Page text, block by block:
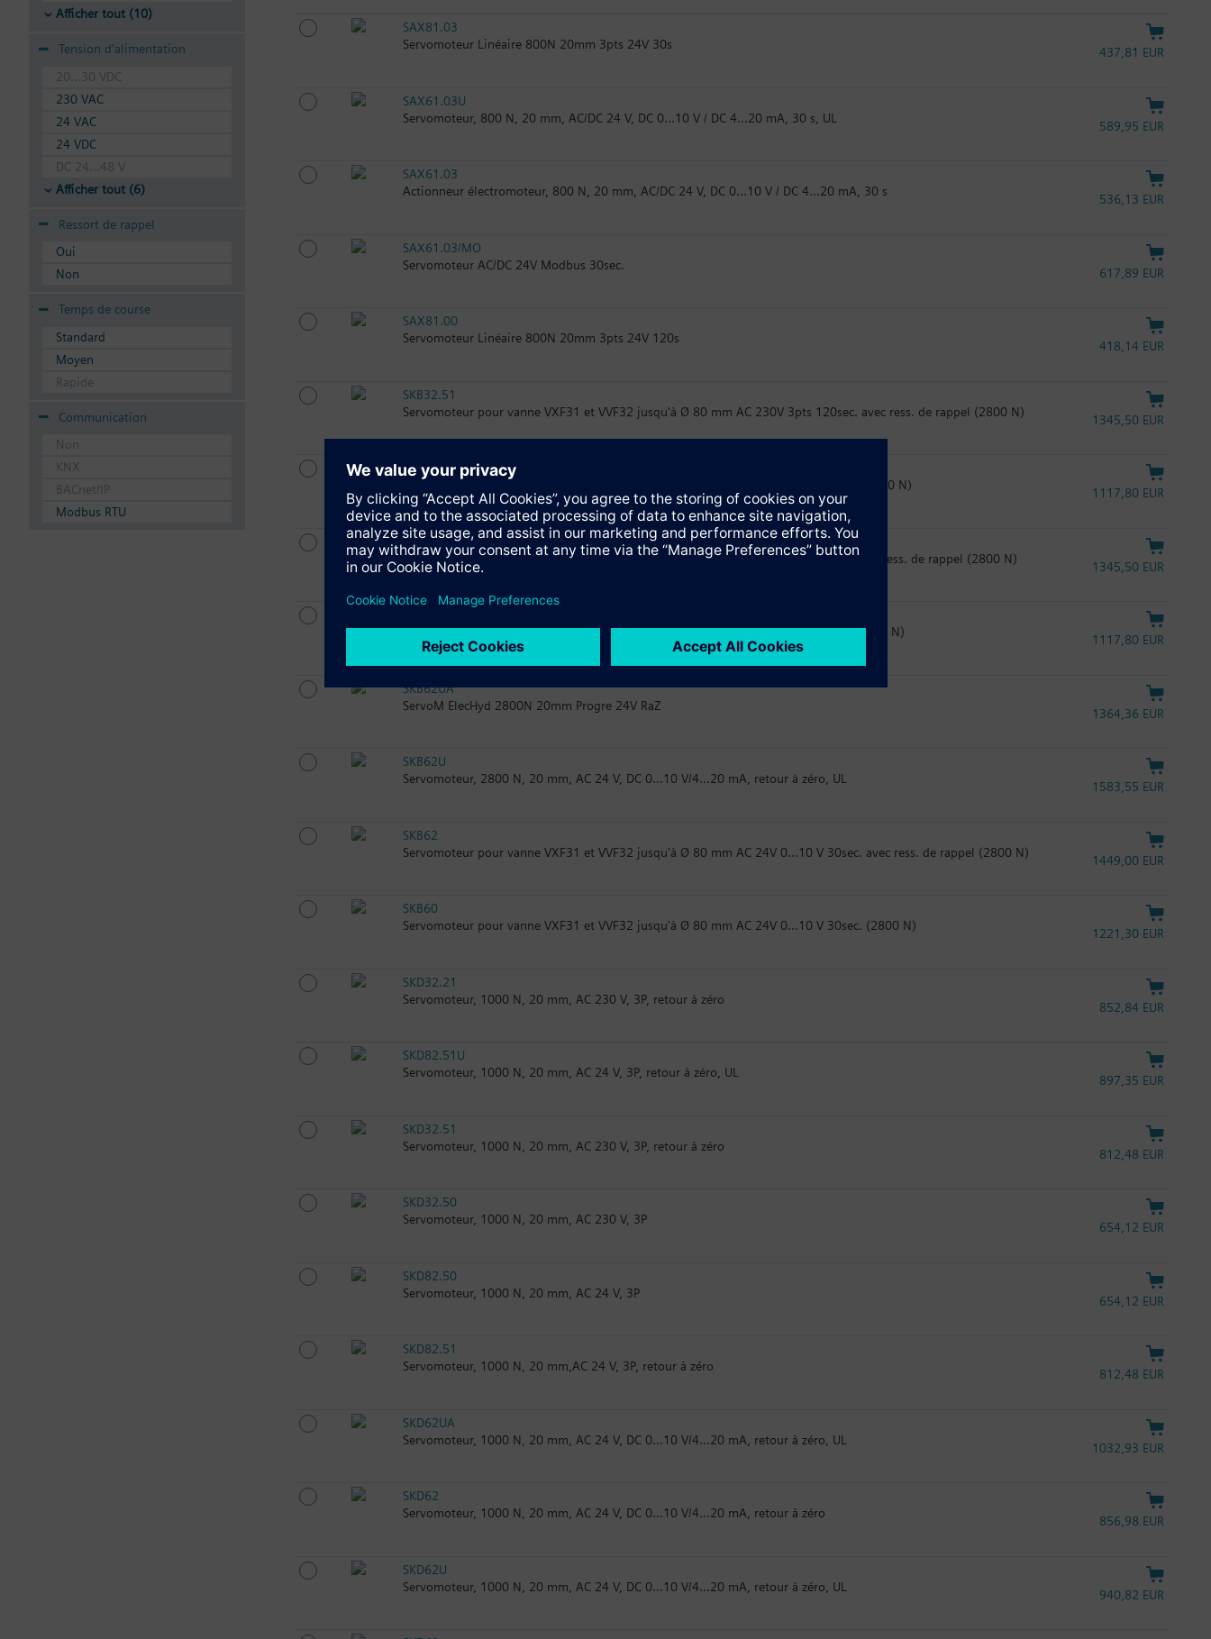
Afficher tout (10)
Tension d'alimentation
20...30 VDC
230 VAC
24 VAC
24 VDC
DC 24...48 V
Afficher tout (6)
Ressort de rappel
Oui
Non
Temps de course
Standard
Moyen
Rapide
Communication
Non
KNX
BACnet/IP
Modbus RTU
SAX81.03
Servomoteur Linéaire 800N 20mm 3pts 24V 30s
437,81 EUR
SAX61.03U
Servomoteur, 800 N, 20 mm, AC/DC 24 V, DC 0…10 V / DC 4…20 mA, 30 s, UL
589,95 EUR
SAX61.03
Actionneur électromoteur, 800 N, 20 mm, AC/DC 24 V, DC 0...10 V / DC 4...20 mA, 30 s
536,13 EUR
SAX61.03/MO
Servomoteur AC/DC 24V Modbus 30sec.
617,89 EUR
SAX81.00
Servomoteur Linéaire 800N 20mm 3pts 24V 120s
418,14 EUR
SKB32.51
Servomoteur pour vanne VXF31 et VVF32 jusqu'à Ø 80 mm AC 230V 3pts 120sec. avec ress. de rappel (2800 N)
1345,50 EUR
SKB32.50
Servomoteur pour vanne VXF31 et VVF32 jusqu'à Ø 80 mm AC 230V 3pts 120sec. (2800 N)
1117,80 EUR
SKB82.51
Servomoteur pour vanne VXF31 et VVF32 jusqu'à Ø 80 mm AC 24V 3pts 120sec. avec ress. de rappel (2800 N)
1345,50 EUR
Servomoteur pour vanne VXF31 et VVF32 jusqu'à Ø 80 mm AC 24V 3pts 120sec. (2800 N)
1117,80 EUR
SKB62UA
ServoM ElecHyd 2800N 20mm Progre 24V RaZ
1364,36 EUR
SKB62U
Servomoteur, 2800 N, 20 mm, AC 24 V, DC 0...10 V/4...20 mA, retour à zéro, UL
1583,55 EUR
SKB62
Servomoteur pour vanne VXF31 et VVF32 jusqu'à Ø 80 mm AC 24V 0...10 V 30sec. avec ress. de rappel (2800 N)
1449,00 EUR
SKB60
Servomoteur pour vanne VXF31 et VVF32 jusqu'à Ø 80 mm AC 24V 0...10 V 30sec. (2800 N)
1221,30 EUR
SKD32.21
Servomoteur, 1000 N, 20 mm, AC 230 V, 3P, retour à zéro
852,84 EUR
SKD82.51U
Servomoteur, 1000 N, 20 mm, AC 24 V, 3P, retour à zéro, UL
897,35 EUR
SKD32.51
Servomoteur, 1000 N, 20 mm, AC 230 V, 3P, retour à zéro
812,48 EUR
SKD32.50
Servomoteur, 1000 N, 20 mm, AC 230 V, 3P
654,12 EUR
SKD82.50
Servomoteur, 1000 N, 20 mm, AC 24 V, 3P
654,12 EUR
SKD82.51
Servomoteur, 1000 N, 20 mm,AC 24 V, 3P, retour à zéro
812,48 EUR
SKD62UA
Servomoteur, 1000 N, 20 mm, AC 24 V, DC 0...10 V/4...20 mA, retour à zéro, UL
1032,93 EUR
SKD62
Servomoteur, 1000 N, 20 mm, AC 24 V, DC 0...10 V/4...20 mA, retour à zéro
856,98 EUR
SKD62U
Servomoteur, 1000 N, 20 mm, AC 24 V, DC 0...10 V/4...20 mA, retour à zéro, UL
940,82 EUR